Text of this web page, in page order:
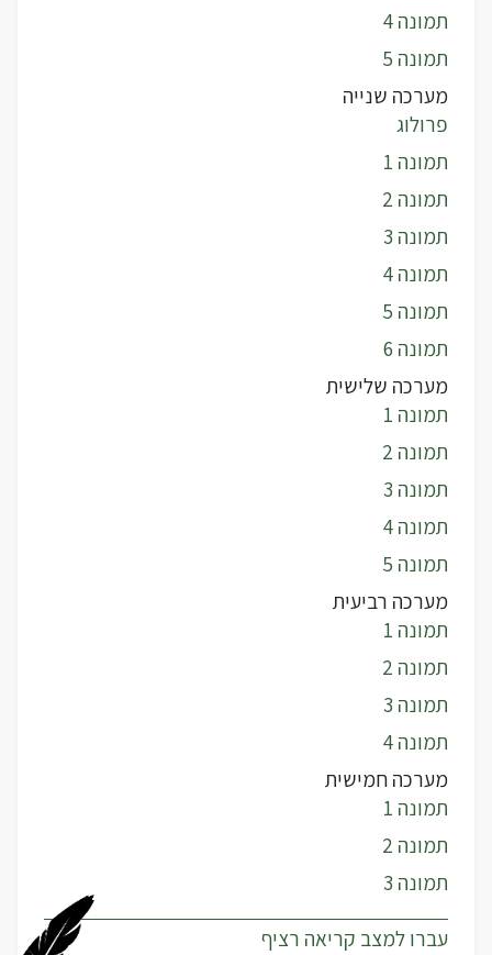
תמונה 4
תמונה 5
מערכה שנייה
פרולוג
תמונה 1
תמונה 2
תמונה 3
תמונה 4
תמונה 5
תמונה 6
מערכה שלישית
תמונה 1
תמונה 2
תמונה 3
תמונה 4
תמונה 5
מערכה רביעית
תמונה 1
תמונה 2
תמונה 3
תמונה 4
מערכה חמישית
תמונה 1
תמונה 2
תמונה 3
עברו למצב קריאה רציף